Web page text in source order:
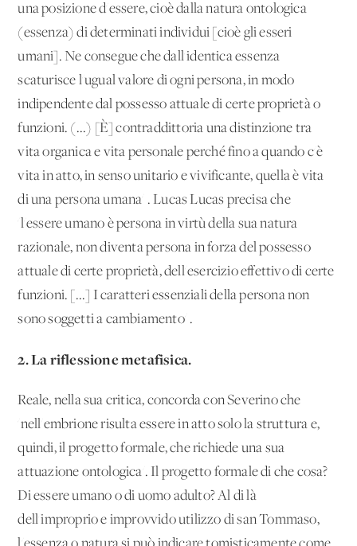
una posizione d'essere, cioè dalla natura ontologica
(essenza) di determinati individui [cioè gli esseri
umani]. Ne consegue che dall'identica essenza
scaturisce l'ugual valore di ogni persona, in modo
indipendente dal possesso attuale di certe proprietà o
funzioni. (...) [È] contraddittoria una distinzione tra
vita organica e vita personale perché fino a quando c'è
vita in atto, in senso unitario e vivificante, quella è vita
di una persona umana' . Lucas Lucas precisa che
'l'essere umano è persona in virtù della sua natura
razionale, non diventa persona in forza del possesso
attuale di certe proprietà, dell'esercizio effettivo di certe
funzioni. [...] I caratteri essenziali della persona non
sono soggetti a cambiamento' .
2. La riflessione metafisica.
Reale, nella sua critica, concorda con Severino che
'nell'embrione risulta essere in atto solo la struttura e,
quindi, il progetto formale, che richiede una sua
attuazione ontologica'. Il progetto formale di che cosa?
Di essere umano o di uomo adulto? Al di là
dell'improprio e improvvido utilizzo di san Tommaso,